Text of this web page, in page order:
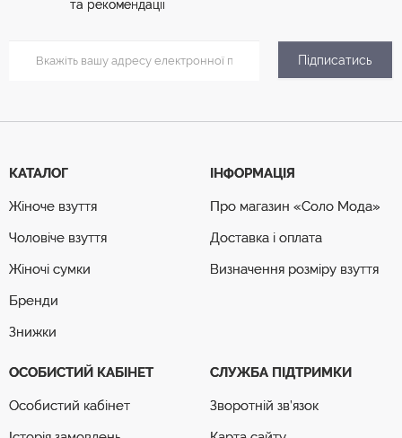
та рекомендації
Підписатись
КАТАЛОГ
Жіноче взуття
Чоловіче взуття
Жіночі сумки
Бренди
Знижки
ІНФОРМАЦІЯ
Про магазин «Соло Мода»
Доставка і оплата
Визначення розміру взуття
ОСОБИСТИЙ КАБІНЕТ
Особистий кабінет
СЛУЖБА ПІДТРИМКИ
Зворотній зв’язок